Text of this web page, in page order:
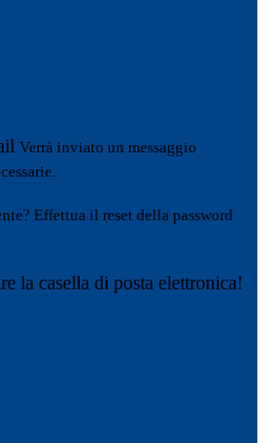
Verrà inviato un messaggio
Effettua il reset della password
la casella di posta elettronica!